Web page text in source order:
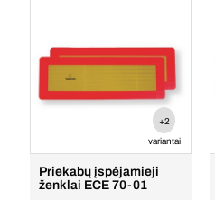
+2
variantai
Priekabų įspėjamieji
ženklai ECE 70-01